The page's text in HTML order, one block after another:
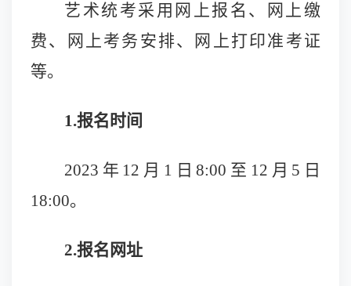
艺术统考采用网上报名、网上缴
费、网上考务安排、网上打印准考证
等。
1.报名时间
2023年12月1日8:00至12月5日
18:00。
2.报名网址